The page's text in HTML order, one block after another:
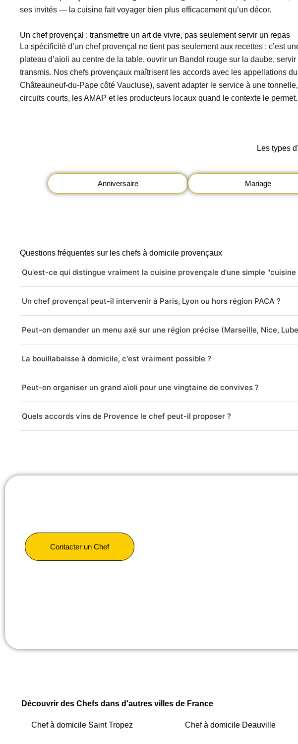
ses invités — la cuisine fait voyager bien plus efficacement qu’un décor.
Un chef provençal : transmettre un art de vivre, pas seulement servir un repas
La spécificité d’un chef provençal ne tient pas seulement aux recettes : c’est
plateau d’aïoli au centre de la table, ouvrir un Bandol rouge sur la daube,
transmis. Nos chefs provençaux maîtrisent les accords avec les appellations
Châteauneuf-du-Pape côté Vaucluse), savent adapter le service à une
circuits courts, les AMAP et les producteurs locaux quand le contexte le permet.
Les types
Anniversaire Mariage
Questions fréquentes sur les chefs à domicile provençaux
Qu'est-ce qui distingue vraiment la cuisine provençale d'une simple "cuisine
Un chef provençal peut-il intervenir à Paris, Lyon ou hors région PACA ?
Peut-on demander un menu axé sur une région précise (Marseille, Nice,
La bouillabaisse à domicile, c'est vraiment possible ?
Peut-on organiser un grand aïoli pour une vingtaine de convives ?
Quels accords vins de Provence le chef peut-il proposer ?
Contacter un Chef
Découvrir des Chefs dans d'autres villes de France
Chef à domicile Saint Tropez Chef à domicile Deauville